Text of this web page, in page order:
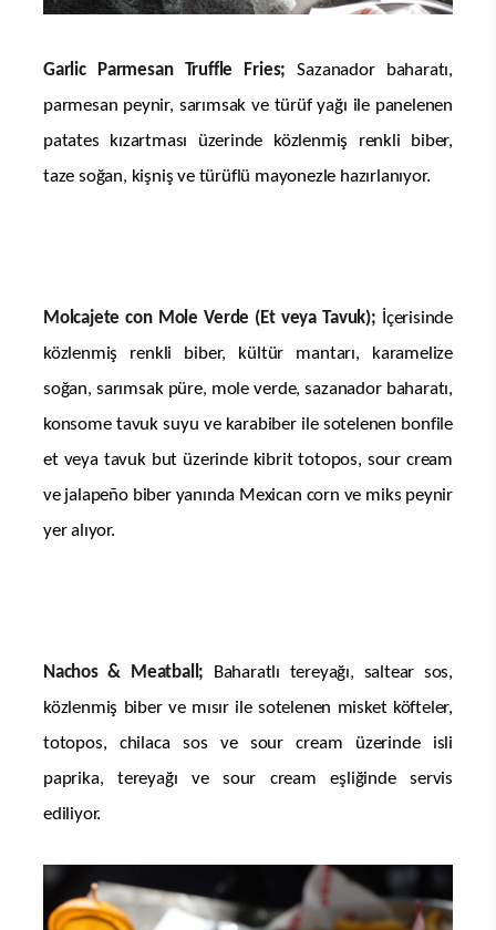
Garlic Parmesan Truffle Fries;Sazanador baharatı,
parmesan peynir, sarımsak ve türüf yağı ile panelenen
patates kızartması üzerinde közlenmiş renkli biber,
taze soğan, kişniş ve türüflü mayonezle hazırlanıyor.
Molcajete con Mole Verde (Et veya Tavuk); İçerisinde
közlenmiş renkli biber, kültür mantarı, karamelize
soğan, sarımsak püre, mole verde, sazanador baharatı,
konsome tavuk suyu ve karabiber ile sotelenen bonfile
et veya tavuk but üzerinde kibrit totopos, sour cream
ve jalapeño biber yanında Mexican corn ve miks peynir
yer alıyor.
Nachos & Meatball;
Baharatlı tereyağı, saltear sos,
közlenmiş biber ve mısır ile sotelenen misket köfteler,
totopos, chilaca sos ve sour cream üzerinde isli
paprika, tereyağı ve sour cream eşliğinde servis
ediliyor.